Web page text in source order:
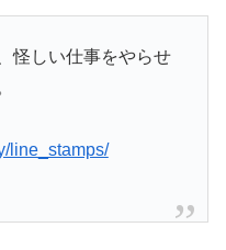
怪しい仕事をやらせ
line_stamps/